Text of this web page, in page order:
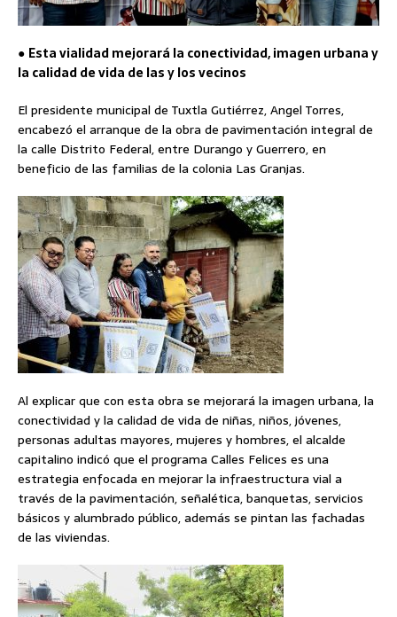
● Esta vialidad mejorará la conectividad, imagen urbana y
la calidad de vida de las y los vecinos
El presidente municipal de Tuxtla Gutiérrez, Angel Torres,
encabezó el arranque de la obra de pavimentación integral de
la calle Distrito Federal, entre Durango y Guerrero, en
beneficio de las familias de la colonia Las Granjas.
Al explicar que con esta obra se mejorará la imagen urbana, la
conectividad y la calidad de vida de niñas, niños, jóvenes,
personas adultas mayores, mujeres y hombres, el alcalde
capitalino indicó que el programa Calles Felices es una
estrategia enfocada en mejorar la infraestructura vial a
través de la pavimentación, señalética, banquetas, servicios
básicos y alumbrado público, además se pintan las fachadas
de las viviendas.